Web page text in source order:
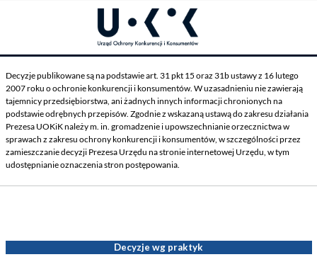
Decyzje publikowane są na podstawie art. 31 pkt 15 oraz 31b ustawy z 16 lutego
2007 roku o ochronie konkurencji i konsumentów. W uzasadnieniu nie zawierają
tajemnicy przedsiębiorstwa, ani żadnych innych informacji chronionych na
podstawie odrębnych przepisów. Zgodnie z wskazaną ustawą do zakresu działania
Prezesa UOKiK należy m. in. gromadzenie i upowszechnianie orzecznictwa w
sprawach z zakresu ochrony konkurencji i konsumentów, w szczególności przez
zamieszczanie decyzji Prezesa Urzędu na stronie internetowej Urzędu, w tym
udostępnianie oznaczenia stron postępowania.
Decyzje wg praktyk